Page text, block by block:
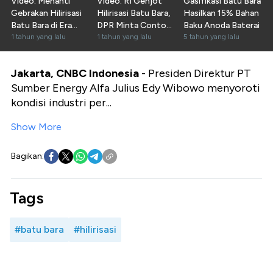
Gebrakan Hilirisasi
Batu Bara di Era
Prabowo
1 tahun yang lalu
Hilirisasi Batu Bara,
DPR Minta Contoh
Negara Ini
1 tahun yang lalu
Hasilkan 15% Bahan
Baku Anoda Baterai
5 tahun yang lalu
Jakarta, CNBC Indonesia - Presiden Direktur PT
Sumber Energy Alfa Julius Edy Wibowo menyoroti
kondisi industri per...
Show More
Bagikan:
Tags
#batu bara #hilirisasi